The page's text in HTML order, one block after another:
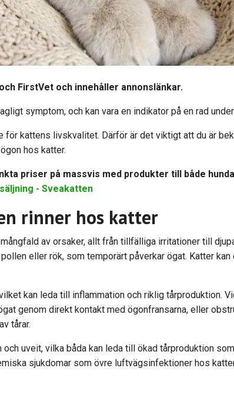
FirstVet och innehåller annonslänkar.
symptom, och kan vara en indikator på en rad
för kattens livskvalitet. Därför är det viktigt att du är
hos katter.
priser på massvis med produkter till både
- Sveakatten
rinner hos katter
mångfald av orsaker, allt från tillfälliga irritationer till
eller rök, som temporärt påverkar ögat. Katter
kan leda till inflammation och riklig tårproduktion.
genom direkt kontakt med ögonfransarna, eller
tårar.
uveit, vilka båda kan leda till ökad tårproduktion
sjukdomar som övre luftvägsinfektioner hos